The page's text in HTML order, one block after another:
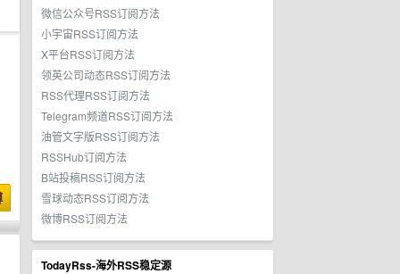
微信公众号RSS订阅方法
小宇宙RSS订阅方法
X平台RSS订阅方法
领英公司动态RSS订阅方法
RSS代理RSS订阅方法
Telegram频道RSS订阅方法
油管文字版RSS订阅方法
RSSHub订阅方法
B站投稿RSS订阅方法
雪球动态RSS订阅方法
微博RSS订阅方法
TodayRss-海外RSS稳定源